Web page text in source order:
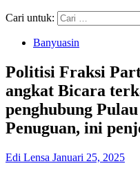
Cari untuk:
Banyuasin
Politisi Fraksi
angkat Bicara
penghubung
Penuguan, ini
Edi Lensa Januari 25, 2025